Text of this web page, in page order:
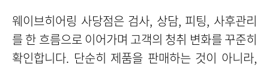
웨이브히어링 사당점은 검사, 상담, 피팅, 사후관리
를 한 흐름으로 이어가며 고객의 청취 변화를 꾸준히
확인합니다. 단순히 제품을 판매하는 것이 아니라,